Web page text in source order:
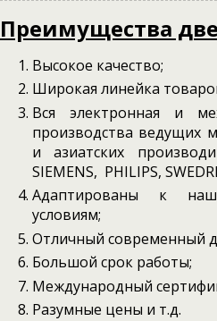
Преимущества
Высокое качество;
Широкая линейка
Вся электронная и
производства ведущих
и азиатских
SIEMENS, PHILIPS,
Адаптированы к
условиям;
Отличный современный
Большой срок работы;
Международный
Разумные цены и т.д.